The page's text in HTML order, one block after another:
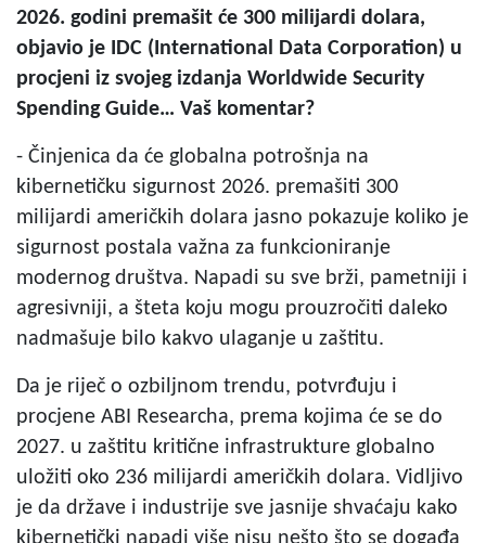
2026. godini premašit će 300 milijardi dolara,
objavio je IDC (International Data Corporation) u
procjeni iz svojeg izdanja Worldwide Security
Spending Guide… Vaš komentar?
- Činjenica da će globalna potrošnja na
kibernetičku sigurnost 2026. premašiti 300
milijardi američkih dolara jasno pokazuje koliko je
sigurnost postala važna za funkcioniranje
modernog društva. Napadi su sve brži, pametniji i
agresivniji, a šteta koju mogu prouzročiti daleko
nadmašuje bilo kakvo ulaganje u zaštitu.
Da je riječ o ozbiljnom trendu, potvrđuju i
procjene ABI Researcha, prema kojima će se do
2027. u zaštitu kritične infrastrukture globalno
uložiti oko 236 milijardi američkih dolara. Vidljivo
je da države i industrije sve jasnije shvaćaju kako
kibernetički napadi više nisu nešto što se događa